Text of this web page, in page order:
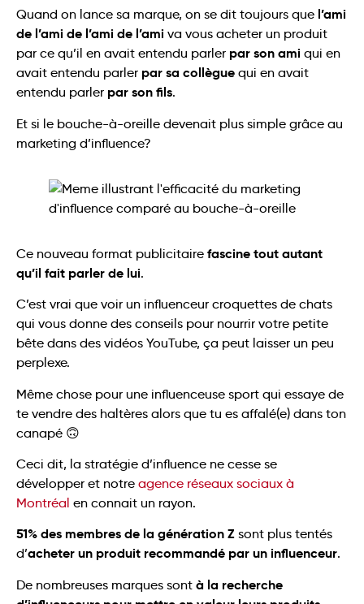
Quand on lance sa marque, on se dit toujours que l’ami
de l’ami de l’ami de l’ami va vous acheter un produit
par ce qu’il en avait entendu parler par son ami qui en
avait entendu parler par sa collègue qui en avait
entendu parler par son fils.
Et si le bouche-à-oreille devenait plus simple grâce au
marketing d’influence?
Ce nouveau format publicitaire fascine tout autant
qu’il fait parler de lui.
C’est vrai que voir un influenceur croquettes de chats
qui vous donne des conseils pour nourrir votre petite
bête dans des vidéos YouTube, ça peut laisser un peu
perplexe.
Même chose pour une influenceuse sport qui essaye de
te vendre des haltères alors que tu es affalé(e) dans ton
canapé 🙃
Ceci dit, la stratégie d’influence ne cesse se
développer et notre agence réseaux sociaux à
Montréal en connait un rayon.
51% des membres de la génération Z sont plus tentés
d’acheter un produit recommandé par un influenceur.
De nombreuses marques sont à la recherche